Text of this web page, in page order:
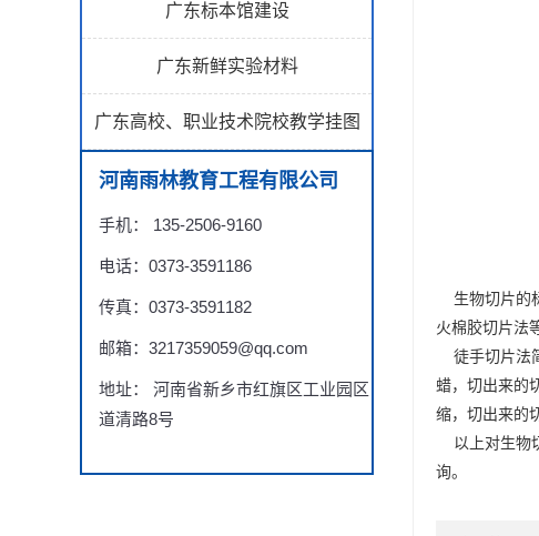
广东标本馆建设
广东新鲜实验材料
广东高校、职业技术院校教学挂图
河南雨林教育工程有限公司
手机： 135-2506-9160
电话：0373-3591186
传真：0373-3591182
邮箱：3217359059@qq.com
地址： 河南省新乡市红旗区工业园区
道清路8号
生物切片的
火棉胶切片法
徒手切片法
蜡，切出来的
缩，切出来的
以上对生物
询。